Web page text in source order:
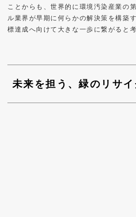
ことからも、世界的に環境汚染産業の
ル業界が早期に何らかの解決策を構築
標達成へ向けて大きな一歩に繋がると考
未来を担う、緑のリサ